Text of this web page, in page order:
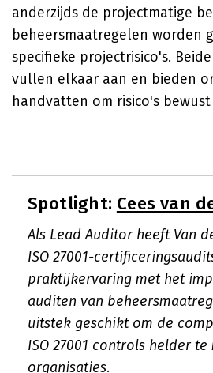
anderzijds de projectmatige
beheersmaatregelen worden
specifieke projectrisico's.
vullen elkaar aan en bieden
handvatten om risico's
Spotlight: Cees van
Als Lead Auditor heeft Van
ISO 27001-
praktijkervaring met het
auditen van
uitstek geschikt om de
ISO 27001 controls helder
organisaties.